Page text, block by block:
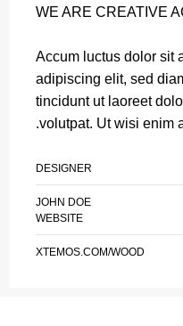
WE ARE CREATIVE
Accum luctus dolor sit
adipiscing elit, sed
tincidunt ut laoreet
volutpat. Ut wisi enim
DESIGNER
JOHN DOE
WEBSITE
XTEMOS.COM/WOOD